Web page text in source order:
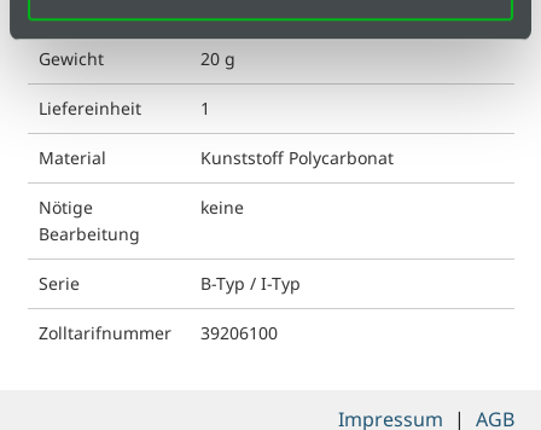
Gewicht 20 g
Liefereinheit 1
Material Kunststoff Polycarbonat
Nötige
Bearbeitung
keine
Serie B-Typ / I-Typ
Zolltarifnummer 39206100
Impressum | AGB